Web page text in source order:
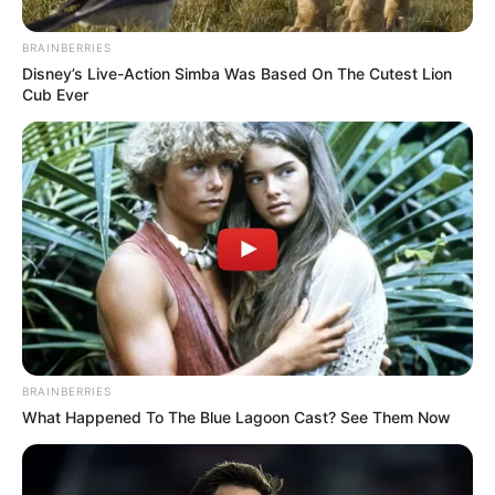
acuerdo con él, cuando vivían en el municipio, ellos
observaban que de La Rosa era un poco celoso y la tenía
apartada.
"Siempre como que resolvían los problemas entre ellos y
no nos involucraban. Aquí eran solo discusiones",
aseguró el familiar de Stefanía.
BRAINBERRIES
Disney’s Live-Action Simba Was Based On The Cutest Lion
Cub Ever
BRAINBERRIES
What Happened To The Blue Lagoon Cast? See Them Now